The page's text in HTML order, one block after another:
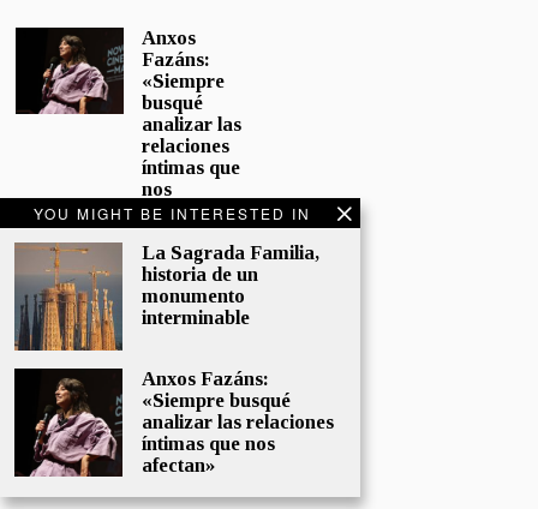
YOU MIGHT BE INTERESTED IN
La Sagrada Familia,
historia de un
monumento
interminable
Anxos Fazáns:
«Siempre busqué
analizar las relaciones
íntimas que nos
afectan»
Anxos
Fazáns:
«Siempre
busqué
analizar las
relaciones
íntimas que
nos
afectan»
5 junio, 2026
El hijo de la
cómica, el
homenaje
Sacristán a
Fernán
Gómez
28 mayo,
2026